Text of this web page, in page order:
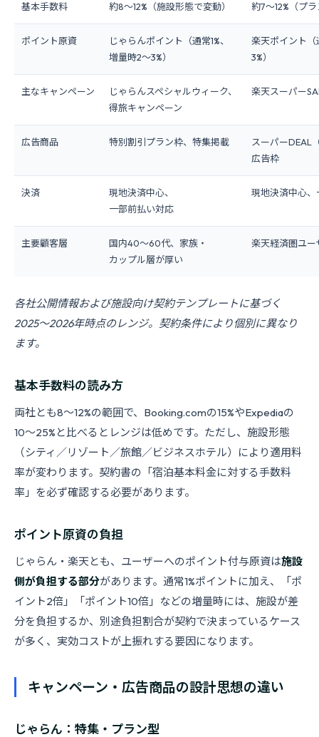
基本手数料 約8〜12%（施設形態で変動） 約7〜12%（プ
ポイント原資
じゃらんポイント（通常1%、
増量時2〜3%）
楽天ポイント（
3%）
主なキャンペーン
じゃらんスペシャルウィーク、
得旅キャンペーン
楽天スーパー
広告商品 特別割引プラン枠、特集掲載
スーパーDEAL
広告枠
決済
現地決済中心、
一部前払い対応
現地決済中心
主要顧客層
国内40〜60代、家族・
カップル層が厚い
楽天経済圏ユ
各社公開情報および施設向け契約テンプレートに基づく
2025〜2026年時点のレンジ。契約条件により個別に異なり
ます。
基本手数料の読み方
両社とも8〜12%の範囲で、Booking.comの15%やExpediaの
10〜25%と比べるとレンジは低めです。ただし、施設形態
（シティ／リゾート／旅館／ビジネスホテル）により適用料
率が変わります。契約書の「宿泊基本料金に対する手数料
率」を必ず確認する必要があります。
ポイント原資の負担
じゃらん・楽天とも、ユーザーへのポイント付与原資は施設
側が負担する部分があります。通常1%ポイントに加え、「ポ
イント2倍」「ポイント10倍」などの増量時には、施設が差
分を負担するか、別途負担割合が契約で決まっているケース
が多く、実効コストが上振れする要因になります。
キャンペーン・広告商品の設計思想の違い
じゃらん：特集・プラン型